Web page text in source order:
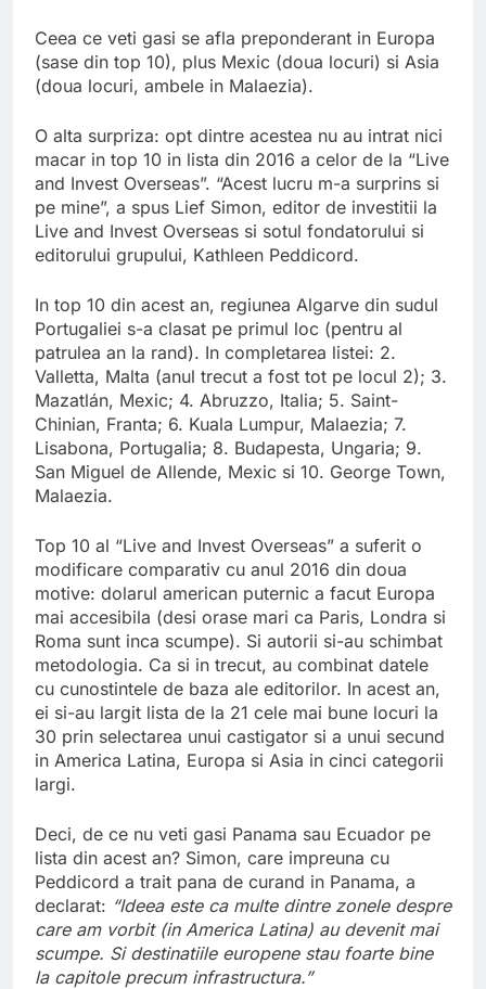
Ceea ce veti gasi se afla preponderant in Europa
(sase din top 10), plus Mexic (doua locuri) si Asia
(doua locuri, ambele in Malaezia).
O alta surpriza: opt dintre acestea nu au intrat nici
macar in top 10 in lista din 2016 a celor de la “Live
and Invest Overseas”. “Acest lucru m-a surprins si
pe mine”, a spus Lief Simon, editor de investitii la
Live and Invest Overseas si sotul fondatorului si
editorului grupului, Kathleen Peddicord.
In top 10 din acest an, regiunea Algarve din sudul
Portugaliei s-a clasat pe primul loc (pentru al
patrulea an la rand). In completarea listei: 2.
Valletta, Malta (anul trecut a fost tot pe locul 2); 3.
Mazatlán, Mexic; 4. Abruzzo, Italia; 5. Saint-
Chinian, Franta; 6. Kuala Lumpur, Malaezia; 7.
Lisabona, Portugalia; 8. Budapesta, Ungaria; 9.
San Miguel de Allende, Mexic si 10. George Town,
Malaezia.
Top 10 al “Live and Invest Overseas” a suferit o
modificare comparativ cu anul 2016 din doua
motive: dolarul american puternic a facut Europa
mai accesibila (desi orase mari ca Paris, Londra si
Roma sunt inca scumpe). Si autorii si-au schimbat
metodologia. Ca si in trecut, au combinat datele
cu cunostintele de baza ale editorilor. In acest an,
ei si-au largit lista de la 21 cele mai bune locuri la
30 prin selectarea unui castigator si a unui secund
in America Latina, Europa si Asia in cinci categorii
largi.
Deci, de ce nu veti gasi Panama sau Ecuador pe
lista din acest an? Simon, care impreuna cu
Peddicord a trait pana de curand in Panama, a
declarat: “Ideea este ca multe dintre zonele despre
care am vorbit (in America Latina) au devenit mai
scumpe. Si destinatiile europene stau foarte bine
la capitole precum infrastructura.”